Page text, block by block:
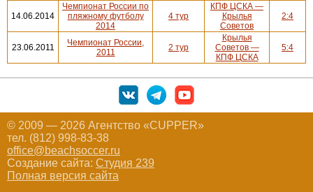
14.06.2014
Чемпионат России по
пляжному футболу
2014
4 тур
КПФ ЦСКА —
Крылья
Советов
2:4
23.06.2011
Чемпионат России,
2011
2 тур
Крылья
Советов —
КПФ ЦСКА
5:4
© 2009 — 2026 Агентство «CUPPER»
тел. (812) 998-83-38
office@beachsoccer.ru
Создание сайта: Студия 239
Полная версия сайта